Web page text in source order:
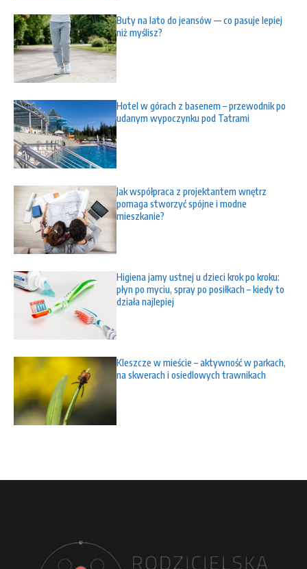
Buty na lato do jeansów — co pasuje lepiej
niż myślisz?
Hotel w górach z basenem – przewodnik po
udanym wypoczynku pod Tatrami
Jak współpraca z projektantem wnętrz
pomaga stworzyć spójne i modne
mieszkanie?
Higiena jamy ustnej u dzieci krok po kroku:
płyn po myciu, spray po posiłkach – kiedy to
działa najlepiej
Kleszcze w mieście – aktywność w parkach,
na skwerach i osiedlowych trawnikach